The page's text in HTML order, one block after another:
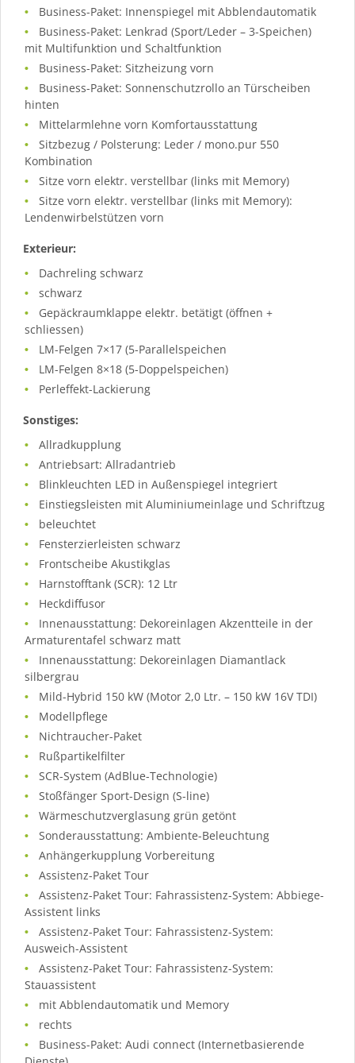
Business-Paket: Innenspiegel mit Abblendautomatik
Business-Paket: Lenkrad (Sport/Leder – 3-Speichen)
mit Multifunktion und Schaltfunktion
Business-Paket: Sitzheizung vorn
Business-Paket: Sonnenschutzrollo an Türscheiben
hinten
Mittelarmlehne vorn Komfortausstattung
Sitzbezug / Polsterung: Leder / mono.pur 550
Kombination
Sitze vorn elektr. verstellbar (links mit Memory)
Sitze vorn elektr. verstellbar (links mit Memory):
Lendenwirbelstützen vorn
Exterieur:
Dachreling schwarz
schwarz
Gepäckraumklappe elektr. betätigt (öffnen +
schliessen)
LM-Felgen 7×17 (5-Parallelspeichen
LM-Felgen 8×18 (5-Doppelspeichen)
Perleffekt-Lackierung
Sonstiges:
Allradkupplung
Antriebsart: Allradantrieb
Blinkleuchten LED in Außenspiegel integriert
Einstiegsleisten mit Aluminiumeinlage und Schriftzug
beleuchtet
Fensterzierleisten schwarz
Frontscheibe Akustikglas
Harnstofftank (SCR): 12 Ltr
Heckdiffusor
Innenausstattung: Dekoreinlagen Akzentteile in der
Armaturentafel schwarz matt
Innenausstattung: Dekoreinlagen Diamantlack
silbergrau
Mild-Hybrid 150 kW (Motor 2,0 Ltr. – 150 kW 16V TDI)
Modellpflege
Nichtraucher-Paket
Rußpartikelfilter
SCR-System (AdBlue-Technologie)
Stoßfänger Sport-Design (S-line)
Wärmeschutzverglasung grün getönt
Sonderausstattung: Ambiente-Beleuchtung
Anhängerkupplung Vorbereitung
Assistenz-Paket Tour
Assistenz-Paket Tour: Fahrassistenz-System: Abbiege-
Assistent links
Assistenz-Paket Tour: Fahrassistenz-System:
Ausweich-Assistent
Assistenz-Paket Tour: Fahrassistenz-System:
Stauassistent
mit Abblendautomatik und Memory
rechts
Business-Paket: Audi connect (Internetbasierende